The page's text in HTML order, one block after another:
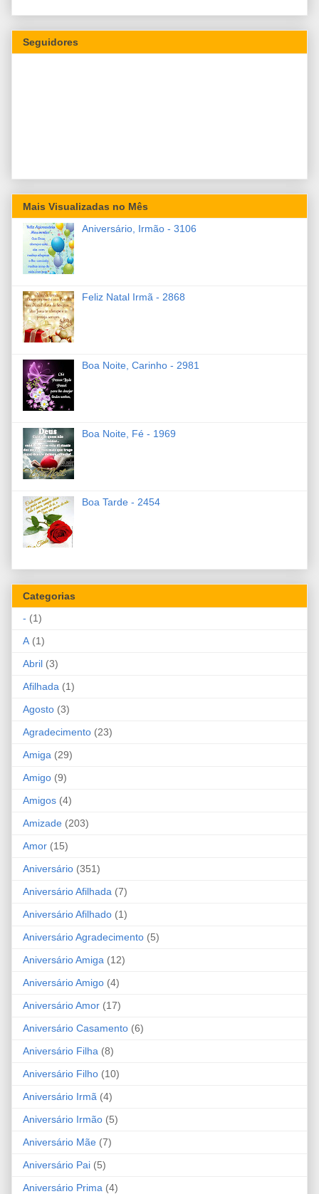
Seguidores
Mais Visualizadas no Mês
Aniversário, Irmão - 3106
Feliz Natal Irmã - 2868
Boa Noite, Carinho - 2981
Boa Noite, Fé - 1969
Boa Tarde - 2454
Categorias
- (1)
A (1)
Abril (3)
Afilhada (1)
Agosto (3)
Agradecimento (23)
Amiga (29)
Amigo (9)
Amigos (4)
Amizade (203)
Amor (15)
Aniversário (351)
Aniversário Afilhada (7)
Aniversário Afilhado (1)
Aniversário Agradecimento (5)
Aniversário Amiga (12)
Aniversário Amigo (4)
Aniversário Amor (17)
Aniversário Casamento (6)
Aniversário Filha (8)
Aniversário Filho (10)
Aniversário Irmã (4)
Aniversário Irmão (5)
Aniversário Mãe (7)
Aniversário Pai (5)
Aniversário Prima (4)